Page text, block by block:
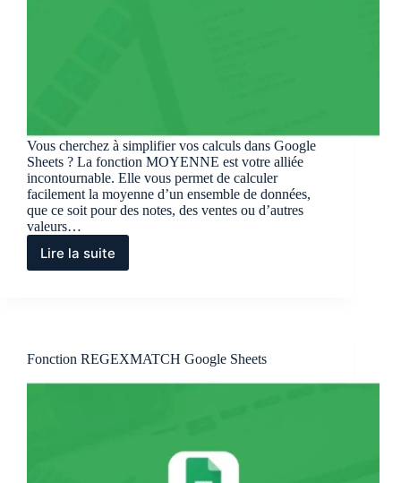
Vous cherchez à simplifier vos calculs dans Google
Sheets ? La fonction MOYENNE est votre alliée
incontournable. Elle vous permet de calculer
facilement la moyenne d’un ensemble de données,
que ce soit pour des notes, des ventes ou d’autres
valeurs…
Lire la suite
Fonction
Fonction REGEXMATCH Google Sheets